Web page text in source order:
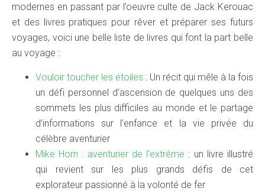
modernes en passant par l’oeuvre culte de Jack Kerouac
et des livres pratiques pour rêver et préparer ses futurs
voyages, voici une belle liste de livres qui font la part belle
au voyage :
Vouloir toucher les étoiles : Un récit qui mêle à la fois
un défi personnel d’ascension de quelques uns des
sommets les plus difficiles au monde et le partage
d’informations sur l’enfance et la vie privée du
célèbre aventurier
Mike Horn : aventurier de l’extrême : un livre illustré
qui revient sur les plus grands défis de cet
explorateur passionné à la volonté de fer